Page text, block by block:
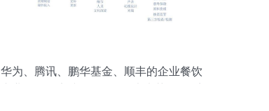
华为、腾讯、鹏华基金、顺丰的企业餐饮